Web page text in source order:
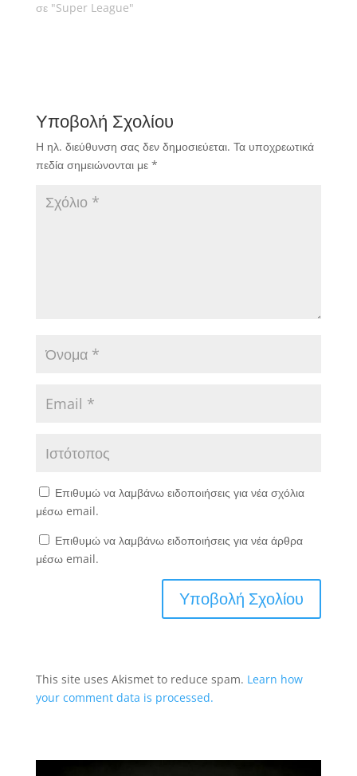
σε "Super League"
Υποβολή Σχολίου
Η ηλ. διεύθυνση σας δεν δημοσιεύεται. Τα υποχρεωτικά
πεδία σημειώνονται με *
Επιθυμώ να λαμβάνω ειδοποιήσεις για νέα σχόλια
μέσω email.
Επιθυμώ να λαμβάνω ειδοποιήσεις για νέα άρθρα
μέσω email.
This site uses Akismet to reduce spam. Learn how
your comment data is processed.